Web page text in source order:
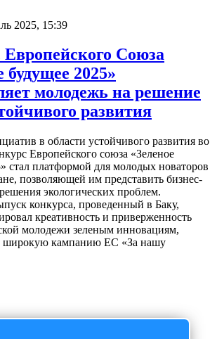
2025, 15:39
Союза
будущее 2025»
молодежь на решение
развития
в области устойчивого развития во
Европейского союза «Зеленое
стал платформой для молодых новаторов
позволяющей им представить бизнес-
экологических проблем.
конкурса, проведенный в Баку,
креативность и приверженность
молодежи зеленым инновациям,
широкую кампанию ЕС «За нашу